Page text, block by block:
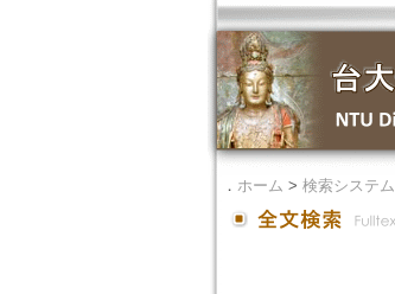
． ホーム > 検索システム